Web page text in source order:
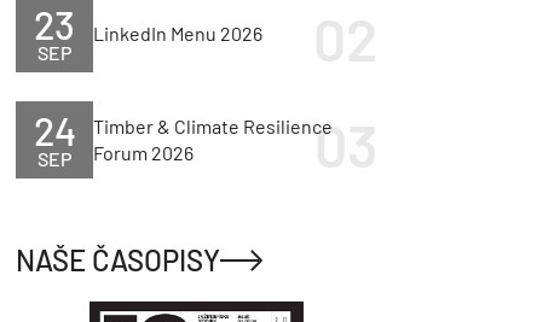
SEP
23 LinkedIn Menu 2026
SEP
24
Timber & Climate Resilience
Forum 2026
NAŠE ČASOPISY